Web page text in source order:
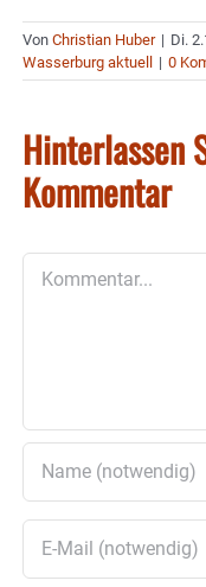
Von Christian Huber | Di.
Wasserburg aktuell | 0
Hinterlassen
Kommentar